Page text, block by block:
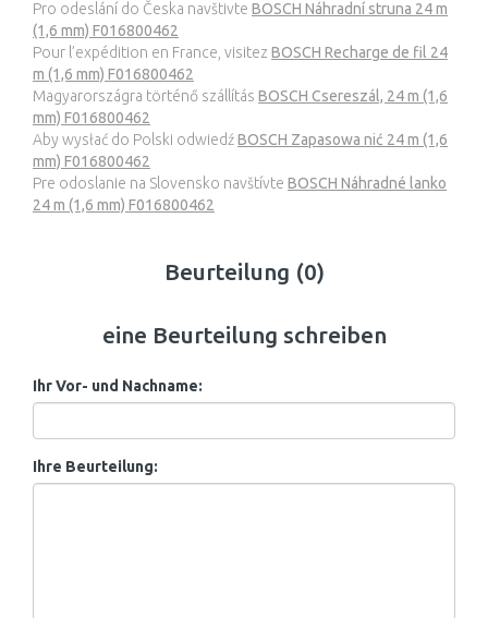
Pro odeslání do Česka navštivte BOSCH Náhradní struna 24 m
(1,6 mm) F016800462
Pour l’expédition en France, visitez BOSCH Recharge de fil 24
m (1,6 mm) F016800462
Magyarországra történő szállítás BOSCH Csereszál, 24 m (1,6
mm) F016800462
Aby wysłać do Polski odwiedźBOSCH Zapasowa nić 24 m (1,6
mm) F016800462
Pre odoslanie na Slovensko navštívte BOSCH Náhradné lanko
24 m (1,6 mm) F016800462
Beurteilung (0)
eine Beurteilung schreiben
Ihr Vor- und Nachname:
Ihre Beurteilung: